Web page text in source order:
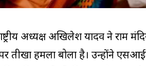
अध्यक्ष अखिलेश यादव ने राम
पर तीखा हमला बोला है। उन्होंने